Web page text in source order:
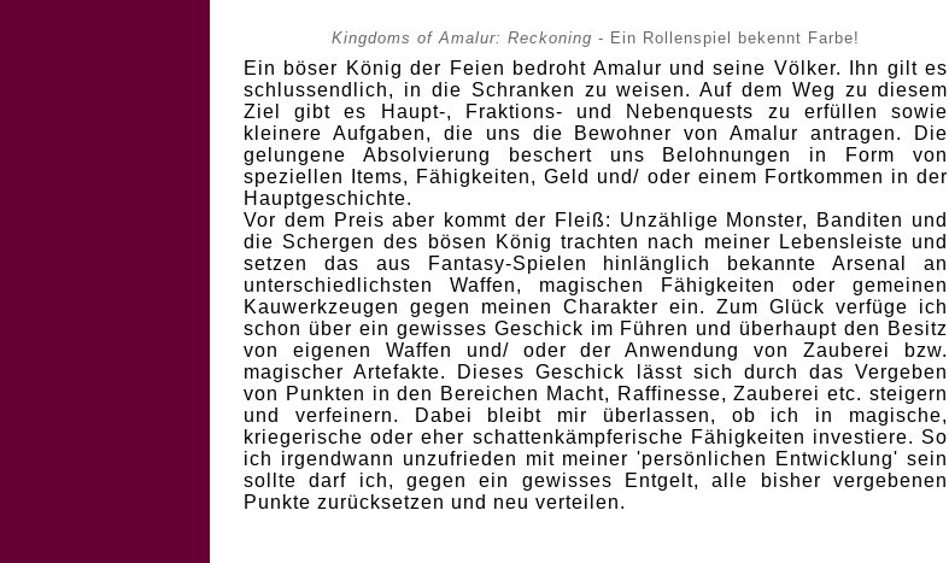
Kingdoms of Amalur: Reckoning - Ein Rollenspiel bekennt Farbe!
Ein böser König der Feien bedroht Amalur und seine Völker. Ihn gilt es
schlussendlich, in die Schranken zu weisen. Auf dem Weg zu diesem
Ziel gibt es Haupt-, Fraktions- und Nebenquests zu erfüllen sowie
kleinere Aufgaben, die uns die Bewohner von Amalur antragen. Die
gelungene Absolvierung beschert uns Belohnungen in Form von
speziellen Items, Fähigkeiten, Geld und/ oder einem Fortkommen in der
Hauptgeschichte.
Vor dem Preis aber kommt der Fleiß: Unzählige Monster, Banditen und
die Schergen des bösen König trachten nach meiner Lebensleiste und
setzen das aus Fantasy-Spielen hinlänglich bekannte Arsenal an
unterschiedlichsten Waffen, magischen Fähigkeiten oder gemeinen
Kauwerkzeugen gegen meinen Charakter ein. Zum Glück verfüge ich
schon über ein gewisses Geschick im Führen und überhaupt den Besitz
von eigenen Waffen und/ oder der Anwendung von Zauberei bzw.
magischer Artefakte. Dieses Geschick lässt sich durch das Vergeben
von Punkten in den Bereichen Macht, Raffinesse, Zauberei etc. steigern
und verfeinern. Dabei bleibt mir überlassen, ob ich in magische,
kriegerische oder eher schattenkämpferische Fähigkeiten investiere. So
ich irgendwann unzufrieden mit meiner 'persönlichen Entwicklung' sein
sollte darf ich, gegen ein gewisses Entgelt, alle bisher vergebenen
Punkte zurücksetzen und neu verteilen.